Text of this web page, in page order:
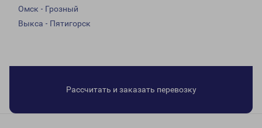
Омск - Грозный
Выкса - Пятигорск
Рассчитать и заказать перевозку